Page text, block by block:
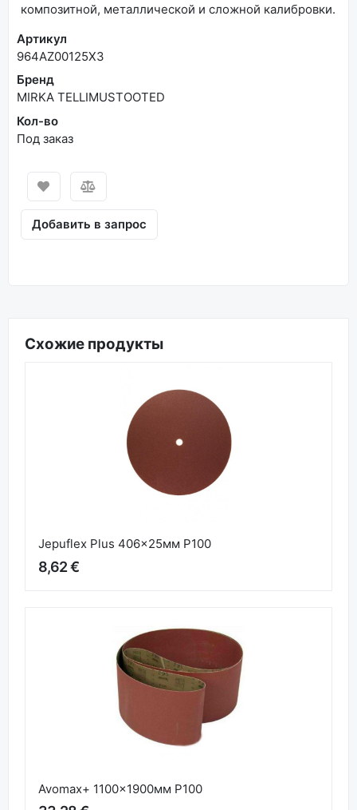
композитной, металлической и сложной калибровки.
Артикул
964AZ00125X3
Бренд
MIRKA TELLIMUSTOOTED
Кол-во
Под заказ
Добавить в запрос
Схожие продукты
Jepuflex Plus 406x25мм P100
8,62 €
Avomax+ 1100x1900мм P100